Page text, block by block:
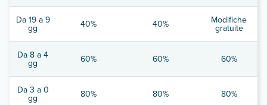
Da 19 a 9
gg 40% 40% Modifiche
gratuite
Da 8 a 4
gg 60% 60% 60%
Da 3 a 0
gg 80% 80% 80%